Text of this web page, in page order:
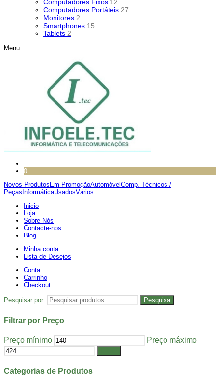
Computadores Fixos 12
Computadores Portáteis 27
Monitores 2
Smartphones 15
Tablets 2
Menu
0
Novos Produtos Em PromoçãoAutomóvel Comp. Técnicos /
Peças InformáticaUsadosVários
Inicio
Loja
Sobre Nós
Contacte-nos
Blog
Minha conta
Lista de Desejos
Conta
Carrinho
Checkout
Pesquisar por: Pesquisa
Filtrar por Preço
Preço mínimo Preço máximo
Categorias de Produtos